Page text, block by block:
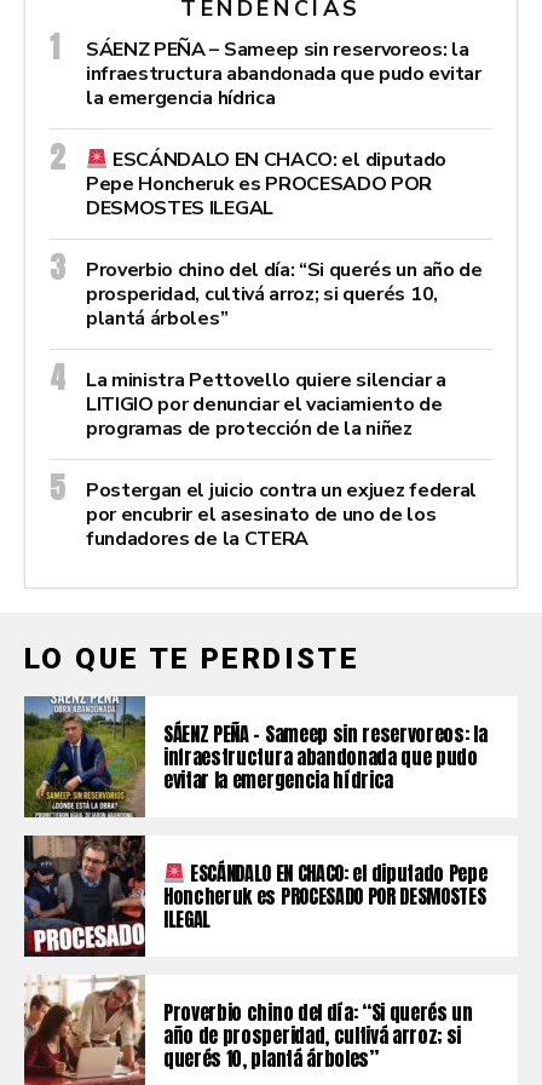
TENDENCIAS
SÁENZ PEÑA – Sameep sin reservoreos: la
infraestructura abandonada que pudo evitar
la emergencia hídrica
ESCÁNDALO EN CHACO: el diputado
Pepe Honcheruk es PROCESADO POR
DESMOSTES ILEGAL
Proverbio chino del día: “Si querés un año de
prosperidad, cultivá arroz; si querés 10,
plantá árboles”
La ministra Pettovello quiere silenciar a
LITIGIO por denunciar el vaciamiento de
programas de protección de la niñez
Postergan el juicio contra un exjuez federal
por encubrir el asesinato de uno de los
fundadores de la CTERA
LO QUE TE PERDISTE
SÁENZ PEÑA – Sameep sin reservoreos: la
infraestructura abandonada que pudo
evitar la emergencia hídrica
ESCÁNDALO EN CHACO: el diputado Pepe
Honcheruk es PROCESADO POR DESMOSTES
ILEGAL
Proverbio chino del día: “Si querés un
año de prosperidad, cultivá arroz; si
querés 10, plantá árboles”